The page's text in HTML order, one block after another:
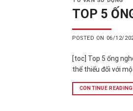
TOP 5
POSTED ON 06/12/
[toc] Top 5 ống
thể thiếu đối với
CONTINUE READING